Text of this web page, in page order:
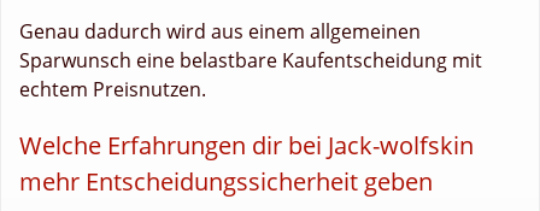
Genau dadurch wird aus einem allgemeinen
Sparwunsch eine belastbare Kaufentscheidung mit
echtem Preisnutzen.
Welche Erfahrungen dir bei Jack-wolfskin
mehr Entscheidungssicherheit geben